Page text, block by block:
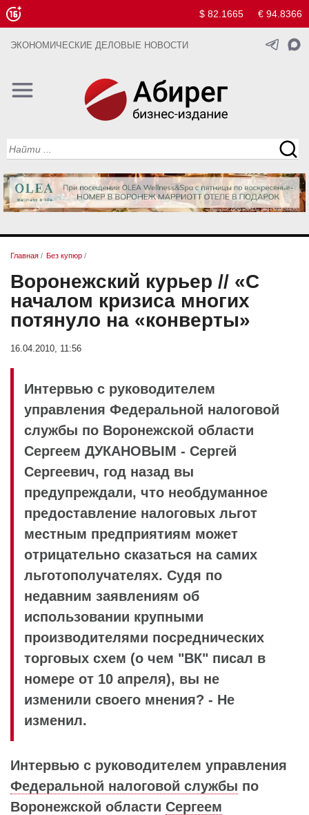
$ 82.1665 € 94.8366
ЭКОНОМИЧЕСКИЕ ДЕЛОВЫЕ НОВОСТИ
Главная / Без купюр /
Воронежский курьер // «С
началом кризиса многих
потянуло на «конверты»
16.04.2010, 11:56
Интервью с руководителем
управления Федеральной налоговой
службы по Воронежской области
Сергеем ДУКАНОВЫМ - Сергей
Сергеевич, год назад вы
предупреждали, что необдуманное
предоставление налоговых льгот
местным предприятиям может
отрицательно сказаться на самих
льготополучателях. Судя по
недавним заявлениям об
использовании крупными
производителями посреднических
торговых схем (о чем "ВК" писал в
номере от 10 апреля), вы не
изменили своего мнения? - Не
изменил.
Интервью с руководителем управления
Федеральной налоговой службы по
Воронежской области Сергеем